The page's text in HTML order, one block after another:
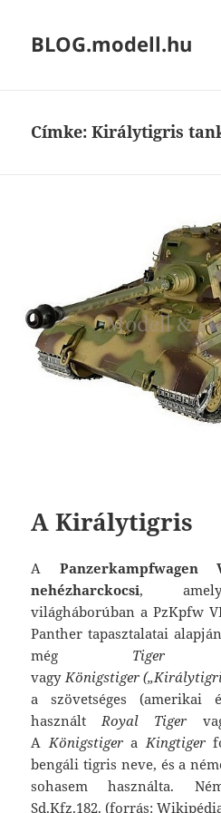
BLOG.modell.hu
Címke:Királytigris
A Királytigris
A
nehézharckocsi,
világháborúban a PzKpfw
Panther tapasztalatai
még
vagyKönigstiger
a szövetséges
használtRoyal Tiger
AKönigstigeraKingtiger
bengáli tigris neve, és a
sohasem használta.
Sd.Kfz.182. (forrás: